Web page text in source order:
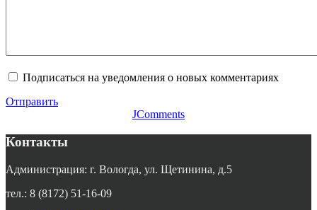
Подписаться на уведомления о новых комментариях
Отправить
JComments
Контакты
Администрация: г. Вологда, ул. Щетинина, д.5
тел.: 8 (8172) 51-16-09